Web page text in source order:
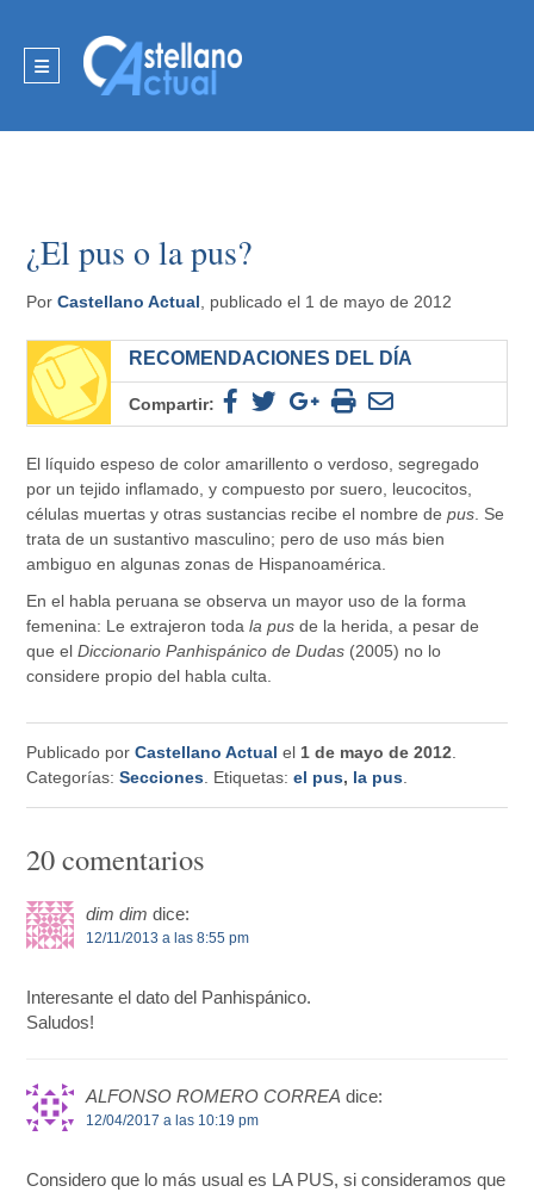
¿El pus o la pus?
PorCastellano Actual , publicado el 1 de mayo de 2012
RECOMENDACIONES DEL DÍA
Compartir:
El líquido espeso de color amarillento o verdoso, segregado
por un tejido inflamado, y compuesto por suero, leucocitos,
células muertas y otras sustancias recibe el nombre depus . Se
trata de un sustantivo masculino; pero de uso más bien
ambiguo en algunas zonas de Hispanoamérica.
En el habla peruana se observa un mayor uso de la forma
femenina: Le extrajeron todala pus de la herida, a pesar de
que elDiccionario Panhispánico de Dudas (2005) no lo
considere propio del habla culta.
Publicado porCastellano Actual el 1 de mayo de 2012
Categorías:Secciones . Etiquetas:el pus, la pus
20 comentarios
dim dim dice:
12/11/2013 a las 8:55 pm
Interesante el dato del Panhispánico.
Saludos!
ALFONSO ROMERO CORREA dice:
12/04/2017 a las 10:19 pm
Considero que lo más usual es LA PUS, si consideramos que